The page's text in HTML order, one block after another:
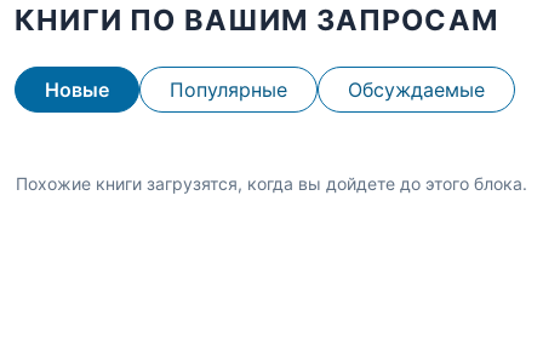
КНИГИ ПО ВАШИМ ЗАПРОСАМ
Новые Популярные Обсуждаемые
Похожие книги загрузятся, когда вы дойдете до этого блока.